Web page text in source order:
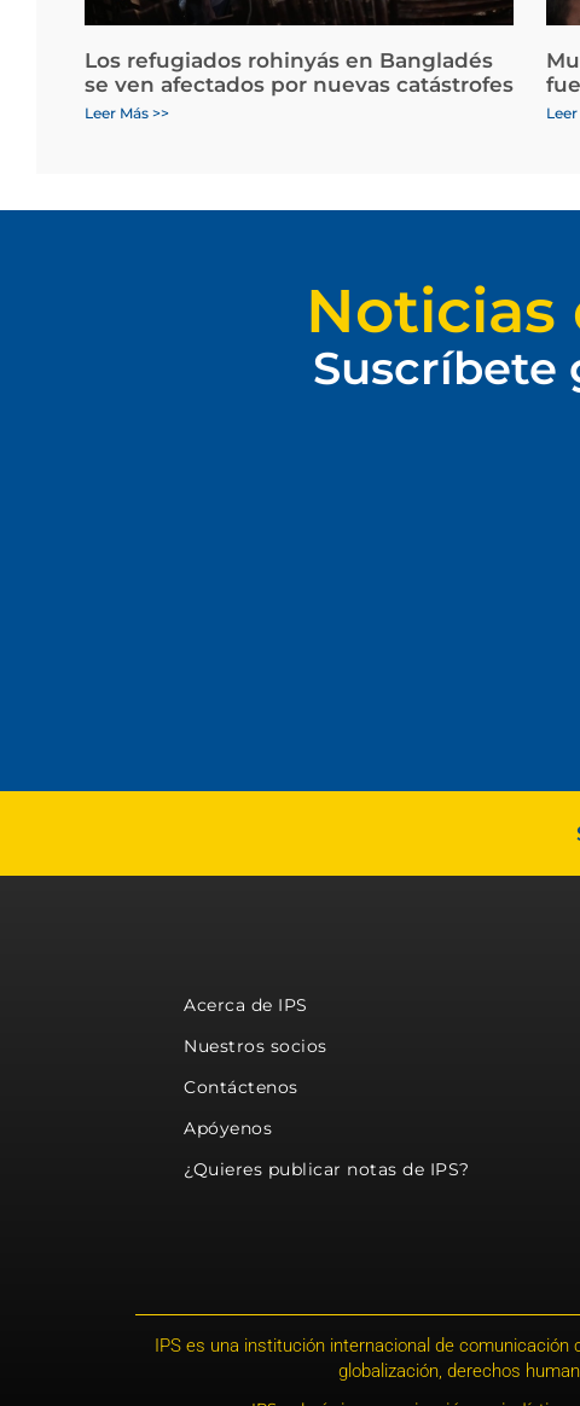
Los refugiados rohinyás en Bangladés
se ven afectados por nuevas catástrofes
Leer Más >>
Noticias
Suscríbete
Acerca de IPS
Nuestros socios
Contáctenos
Apóyenos
¿Quieres publicar notas de IPS?
IPS es una institución internacional de
globalización, derechos